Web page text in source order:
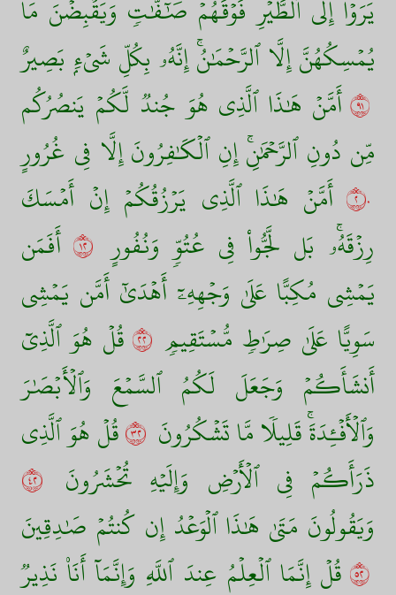
يَرَوۡاْ إِلَى ٱلطَّيۡرِ فَوۡقَهُمۡ صَٰٓفَّٰتٖ وَيَقۡبِضۡنَۚ مَا
يُمۡسِكُهُنَّ إِلَّا ٱلرَّحۡمَٰنُۚ إِنَّهُۥ بِكُلِّ شَيۡءِۭ بَصِيرٌ
١٩أَمَّنۡ هَٰذَا ٱلَّذِي هُوَ جُندٞ لَّكُمۡ يَنصُرُكُم
مِّن دُونِ ٱلرَّحۡمَٰنِۚ إِنِ ٱلۡكَٰفِرُونَ إِلَّا فِي غُرُورٍ
٢٠ أَمَّنۡ هَٰذَا ٱلَّذِي يَرۡزُقُكُمۡ إِنۡ أَمۡسَكَ
رِزۡقَهُۥۚ بَل لَّجُّواْ فِي عُتُوّٖ وَنُفُورٍ ٢١ أَفَمَن
يَمۡشِي مُكِبًّا عَلَىٰ وَجۡهِهِۦٓ أَهۡدَىٰٓ أَمَّن يَمۡشِي
سَوِيًّا عَلَىٰ صِرَٰطٖ مُّسۡتَقِيمٖ ٢٢قُلۡ هُوَ ٱلَّذِيٓ
أَنشَأَكُمۡ وَجَعَلَ لَكُمُ ٱلسَّمۡعَ وَٱلۡأَبۡصَٰرَ
وَٱلۡأَفۡـِٔدَةَۚ قَلِيلٗا مَّا تَشۡكُرُونَ ٢٣قُلۡ هُوَ ٱلَّذِي
ذَرَأَكُمۡ فِي ٱلۡأَرۡضِ وَإِلَيۡهِ تُحۡشَرُونَ ٢٤
وَيَقُولُونَ مَتَىٰ هَٰذَا ٱلۡوَعۡدُ إِن كُنتُمۡ صَٰدِقِينَ
٢٥قُلۡ إِنَّمَا ٱلۡعِلۡمُ عِندَ ٱللَّهِ وَإِنَّمَآ أَنَا۠ نَذِيرٞ